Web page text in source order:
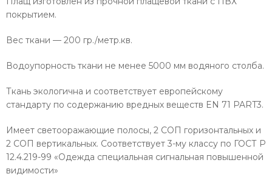
покрытием.
Вес ткани — 200 гр./метр.кв.
Водоупорность ткани не менее 5000 мм водяного столба.
Ткань экологична и соответствует европейскому
стандарту по содержанию вредных веществ EN 71 PART3.
Имеет светооражающие полосы, 2 СОП горизонтальных и
2 СОП вертикальных. Соответствует 3-му классу по ГОСТ Р
12.4.219-99 «Одежда специальная сигнальная повышенной
видимости»